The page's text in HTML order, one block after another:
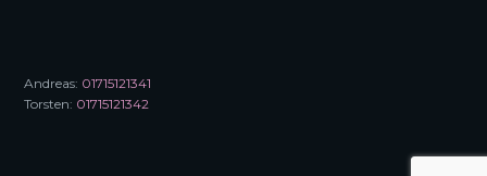
Andreas: 01715121341
Torsten: 01715121342